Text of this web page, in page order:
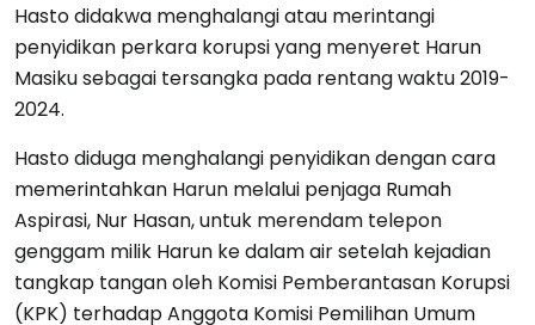
Hasto didakwa menghalangi atau merintangi
penyidikan perkara korupsi yang menyeret Harun
Masiku sebagai tersangka pada rentang waktu 2019-
2024.
Hasto diduga menghalangi penyidikan dengan cara
memerintahkan Harun melalui penjaga Rumah
Aspirasi, Nur Hasan, untuk merendam telepon
genggam milik Harun ke dalam air setelah kejadian
tangkap tangan oleh Komisi Pemberantasan Korupsi
(KPK) terhadap Anggota Komisi Pemilihan Umum